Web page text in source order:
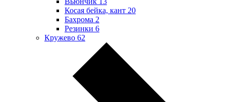
Косая бейка, кант 20
Бахрома 2
Резинки 6
Кружево 62